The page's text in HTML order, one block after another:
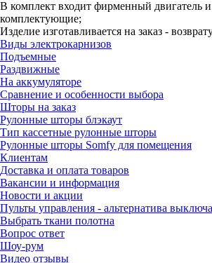
В комплект входит фирменный двигатель
комплектующие;
Изделие изготавливается на заказ -
Виды электрокарнизов
Подъемные
Раздвижные
На аккумуляторе
Сравнение и особенности выбора
Шторы на заказ
Рулонные шторы блэкаут
Тип кассетные рулонные шторы
Рулонные шторы Somfy для помещения
Клиентам
Доставка и оплата товаров
Вакансии и информация
Новости и акции
Пульты управления - альтернатива
Выбрать ткани полотна
Вопрос ответ
Шоу-рум
Видео отзывы